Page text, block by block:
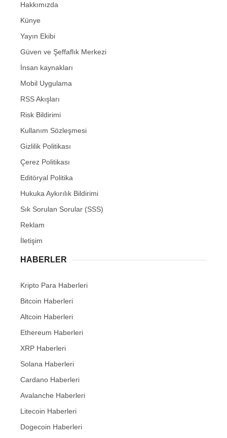
Hakkımızda
Künye
Yayın Ekibi
Güven ve Şeffaflık Merkezi
İnsan kaynakları
Mobil Uygulama
RSS Akışları
Risk Bildirimi
Kullanım Sözleşmesi
Gizlilik Politikası
Çerez Politikası
Editöryal Politika
Hukuka Aykırılık Bildirimi
Sık Sorulan Sorular (SSS)
Reklam
İletişim
HABERLER
Kripto Para Haberleri
Bitcoin Haberleri
Altcoin Haberleri
Ethereum Haberleri
XRP Haberleri
Solana Haberleri
Cardano Haberleri
Avalanche Haberleri
Litecoin Haberleri
Dogecoin Haberleri